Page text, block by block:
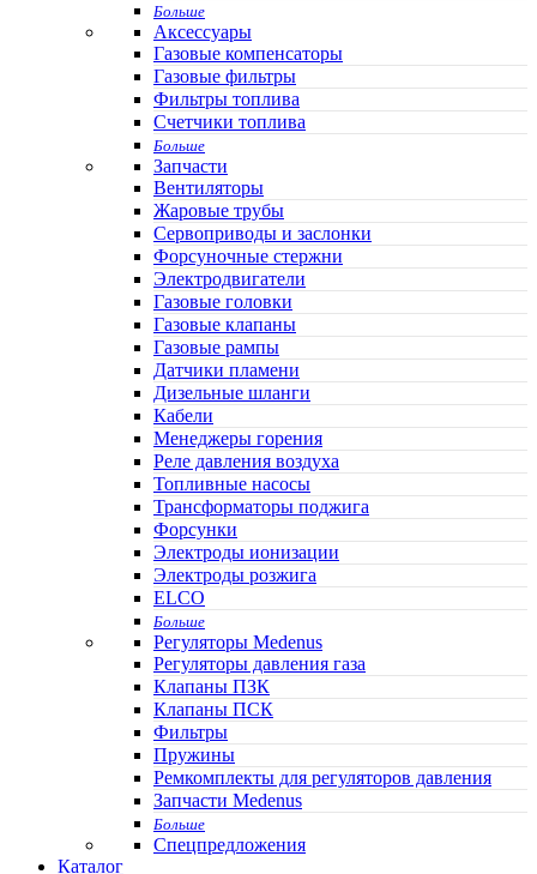
Больше
Аксессуары
Газовые компенсаторы
Газовые фильтры
Фильтры топлива
Счетчики топлива
Больше
Запчасти
Вентиляторы
Жаровые трубы
Сервоприводы и заслонки
Форсуночные стержни
Электродвигатели
Газовые головки
Газовые клапаны
Газовые рампы
Датчики пламени
Дизельные шланги
Кабели
Менеджеры горения
Реле давления воздуха
Топливные насосы
Трансформаторы поджига
Форсунки
Электроды ионизации
Электроды розжига
ELCO
Больше
Регуляторы Medenus
Регуляторы давления газа
Клапаны ПЗК
Клапаны ПСК
Фильтры
Пружины
Ремкомплекты для регуляторов давления
Запчасти Medenus
Больше
Спецпредложения
Каталог